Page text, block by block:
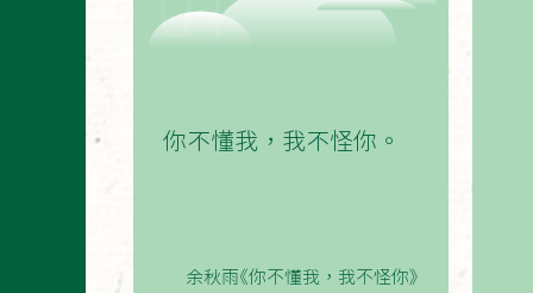
你不懂我，我不怪你。
余秋雨《你不懂我，我不怪你》